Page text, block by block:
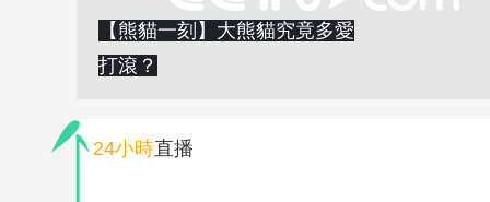
【熊貓一刻】大熊貓究竟多愛
打滾？
24小時直播